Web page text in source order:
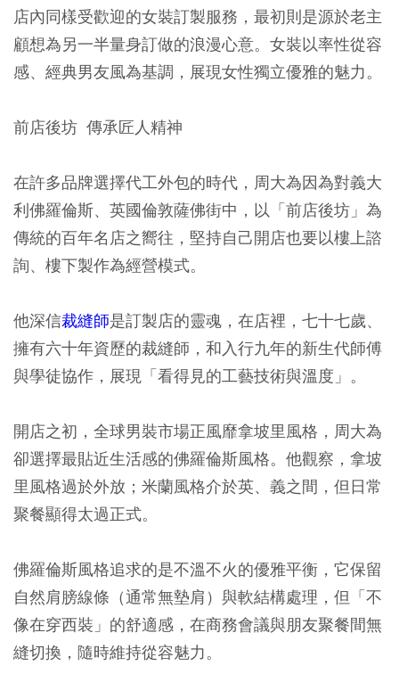
店內同樣受歡迎的女裝訂製服務，最初則是源於老主
顧想為另一半量身訂做的浪漫心意。女裝以率性從容
感、經典男友風為基調，展現女性獨立優雅的魅力。
前店後坊 傳承匠人精神
在許多品牌選擇代工外包的時代，周大為因為對義大
利佛羅倫斯、英國倫敦薩佛街中，以「前店後坊」為
傳統的百年名店之嚮往，堅持自己開店也要以樓上諮
詢、樓下製作為經營模式。
他深信裁縫師是訂製店的靈魂，在店裡，七十七歲、
擁有六十年資歷的裁縫師，和入行九年的新生代師傅
與學徒協作，展現「看得見的工藝技術與溫度」。
開店之初，全球男裝市場正風靡拿坡里風格，周大為
卻選擇最貼近生活感的佛羅倫斯風格。他觀察，拿坡
里風格過於外放；米蘭風格介於英、義之間，但日常
聚餐顯得太過正式。
佛羅倫斯風格追求的是不溫不火的優雅平衡，它保留
自然肩膀線條（通常無墊肩）與軟結構處理，但「不
像在穿西裝」的舒適感，在商務會議與朋友聚餐間無
縫切換，隨時維持從容魅力。